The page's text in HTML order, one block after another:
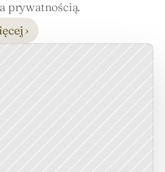
prywatnością.
›